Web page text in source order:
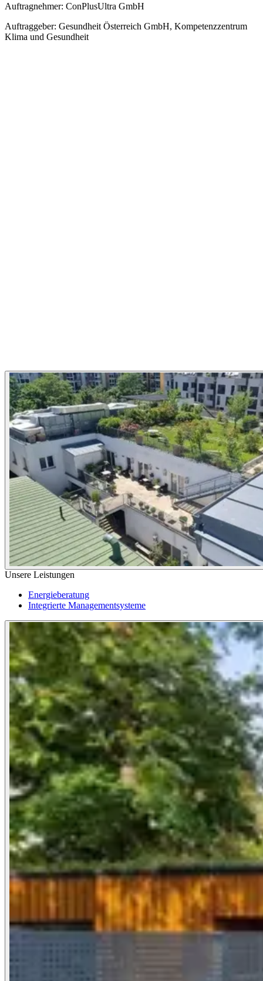
Auftragnehmer: ConPlusUltra GmbH
Auftraggeber: Gesundheit Österreich GmbH, Kompetenzzentrum
Klima und Gesundheit
Unsere Leistungen
Energieberatung
Integrierte Managementsysteme